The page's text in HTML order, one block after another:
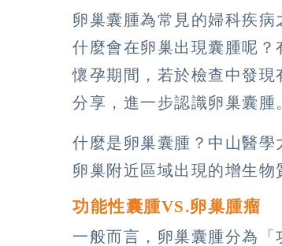
卵巢囊腫為常見的婦科疾
什麼會在卵巢出現囊腫呢？
懷孕期間，若於檢查中發
分享，進一步認識卵巢囊腫
什麼是卵巢囊腫？中山醫
卵巢附近區域出現的增生物
功能性囊腫VS.卵巢腫瘤
一般而言，卵巢囊腫分為「